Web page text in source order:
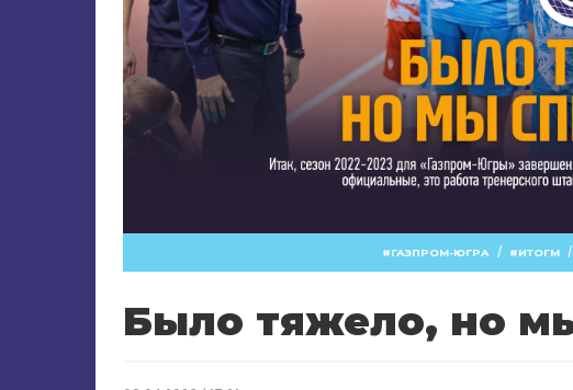
ГАЗПРОМ-ЮГРА / ИТОГМ /
Было тяжело, но